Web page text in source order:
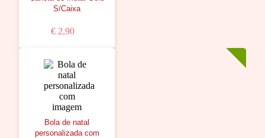
S/Caixa
€ 2,90
Bola de natal
personalizada com